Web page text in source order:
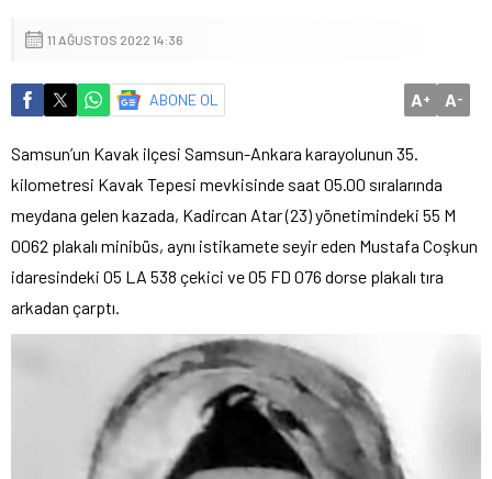
11 AĞUSTOS 2022 14:36
ABONE OL A+ A-
Samsun’un Kavak ilçesi Samsun-Ankara karayolunun 35.
kilometresi Kavak Tepesi mevkisinde saat 05.00 sıralarında
meydana gelen kazada, Kadircan Atar (23) yönetimindeki 55 M
0062 plakalı minibüs, aynı istikamete seyir eden Mustafa Coşkun
idaresindeki 05 LA 538 çekici ve 05 FD 076 dorse plakalı tıra
arkadan çarptı.